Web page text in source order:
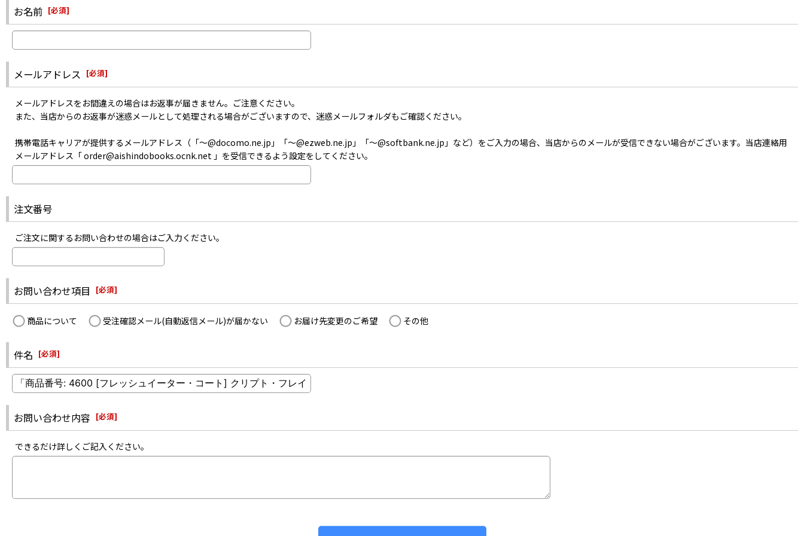
また、メーカーにて生産が終了した商品のお取り寄せは出来ません。
あらかじめご了承ください。
・迷惑メールフォルダに入っていないか
・指定以外受信拒否やパソコンメール拒否などの設定をしていないか
・記入した自分のメールアドレスは間違っていなかったか
などをご確認のうえお問い合わせください。
お名前 [必須]
メールアドレス [必須]
メールアドレスをお間違えの場合はお返事が届きません。ご注意ください。
また、当店からのお返事が迷惑メールとして処理される場合がございますので、迷惑メールフォルダもご確認ください。
携帯電話キャリアが提供するメールアドレス（「〜@docomo.ne.jp」「〜@ezweb.ne.jp」「〜@softbank.ne.jp」など）をご入力の場合、当店からのメールが受信できない場合がございます。当店連絡用
メールアドレス「 order@aishindobooks.ocnk.net 」を受信できるよう設定をしてください。
注文番号
ご注文に関するお問い合わせの場合はご入力ください。
お問い合わせ項目 [必須]
商品について 受注確認メール(自動返信メール)が届かない お届け先変更のご希望 その他
件名 [必須]
お問い合わせ内容 [必須]
できるだけ詳しくご記入ください。